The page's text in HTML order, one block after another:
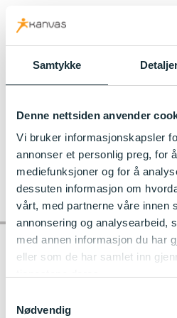
Samtykke
Denne nettsiden anvender
Vi bruker informasjonskapsler
annonser et personlig preg, for
mediefunksjoner og for å
dessuten informasjon om
vårt, med partnerne våre innen
annonsering og analysearbeid,
med annen informasjon du har
eller som de har samlet inn
Nødvendig
Kontakt barnehagen